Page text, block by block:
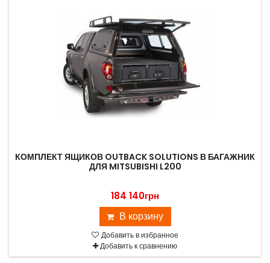
КОМПЛЕКТ ЯЩИКОВ OUTBACK SOLUTIONS В БАГАЖНИК
ДЛЯ MITSUBISHI L200
184 140грн
В корзину
Добавить в избранное
Добавить к сравнению